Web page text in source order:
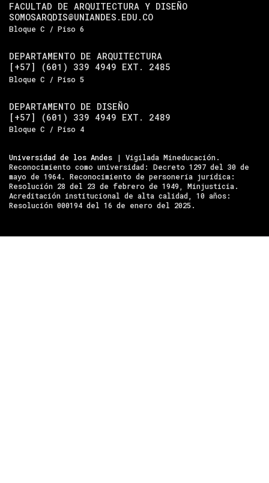
FACULTAD DE ARQUITECTURA Y DISEÑO
SOMOSARQDIS@UNIANDES.EDU.CO
Bloque C / Piso 6
DEPARTAMENTO DE ARQUITECTURA
[+57] (601) 339 4949 EXT. 2485
Bloque C / Piso 5
DEPARTAMENTO DE DISEÑO
[+57] (601) 339 4949 EXT. 2489
Bloque C / Piso 4
Universidad de los Andes | Vigilada Mineducación.
Reconocimiento como universidad: Decreto 1297 del 30 de
mayo de 1964. Reconocimiento de personería jurídica:
Resolución 28 del 23 de febrero de 1949, Minjusticia.
Acreditación institucional de alta calidad, 10 años:
Resolución 000194 del 16 de enero del 2025.